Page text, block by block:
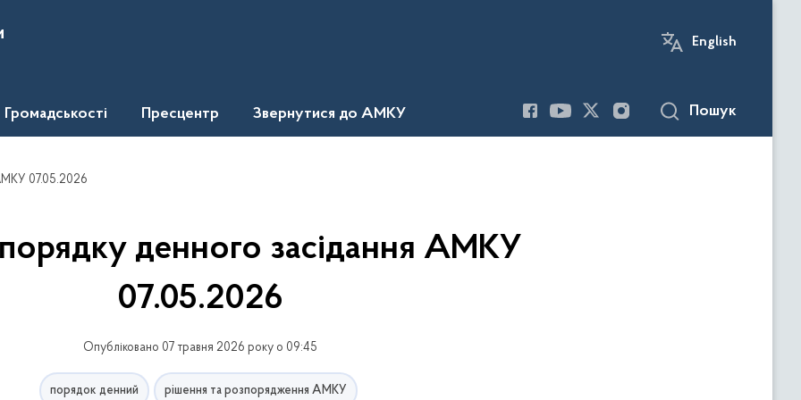
English
Громадськості Пресцентр Звернутися до АМКУ Пошук
07.05.2026
денного засідання АМКУ
07.05.2026
Опубліковано 07 травня 2026 року о 09:45
порядок денний рішення та розпорядження АМКУ